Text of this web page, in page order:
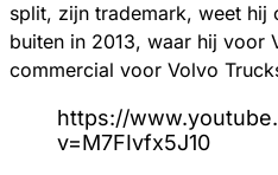
split, zijn trademark, weet hij
buiten in 2013, waar hij voor
commercial voor Volvo
https://
v=M7FIvfx5J10